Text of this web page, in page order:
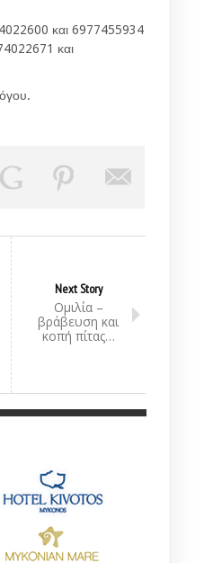
και 6977455934
και
Next Story
Ομιλία –
βράβευση και
κοπή πίτας…